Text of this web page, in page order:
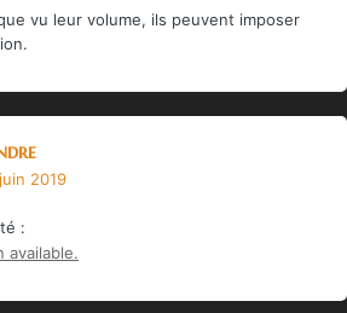
vu leur volume, ils peuvent imposer
2019
: